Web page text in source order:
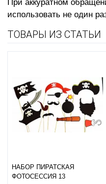
При аккуратном
использовать не один
ТОВАРЫ ИЗ СТАТЬИ
НАБОР ПИРАТСКАЯ
ФОТОСЕССИЯ 13